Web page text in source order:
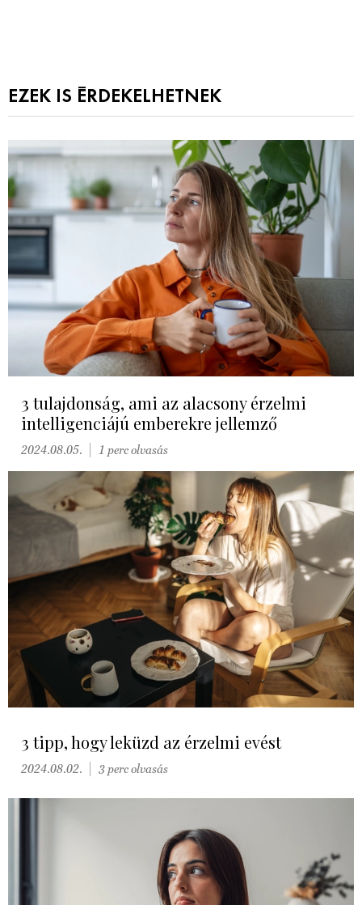
EZEK IS ÉRDEKELHETNEK
3 tulajdonság, ami az alacsony érzelmi
intelligenciájú emberekre jellemző
2024.08.05. 1 perc olvasás
3 tipp, hogy leküzd az érzelmi evést
2024.08.02. 3 perc olvasás